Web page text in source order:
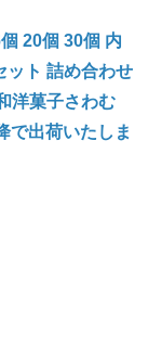
20個 30個 内
ット 詰め合わせ
洋菓子さわむ
で出荷いたしま